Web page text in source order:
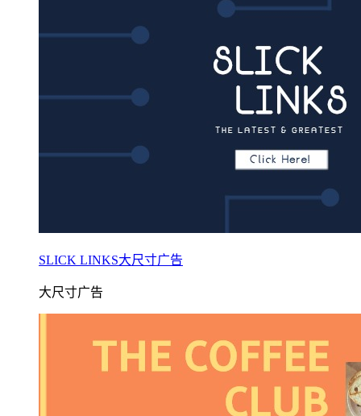
SLICK LINKS大尺寸广告
大尺寸广告